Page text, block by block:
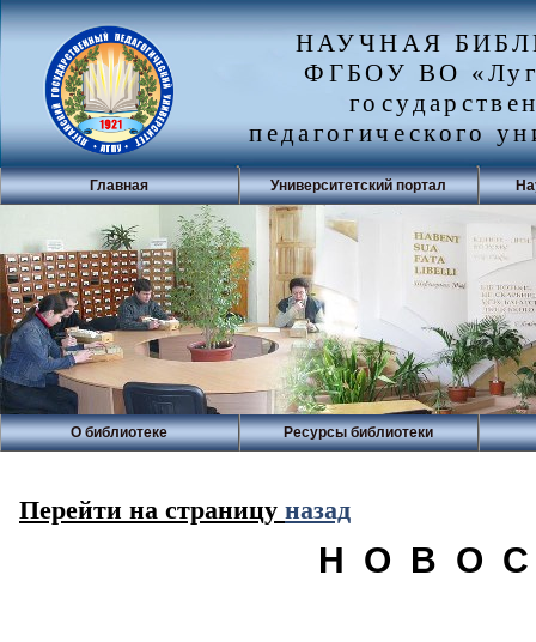
НАУЧНАЯ
ФГБОУ ВО
педагогического
Главная Университетский портал
О библиотеке Ресурсы библиотеки
Перейти на страницу назад
Н О В О